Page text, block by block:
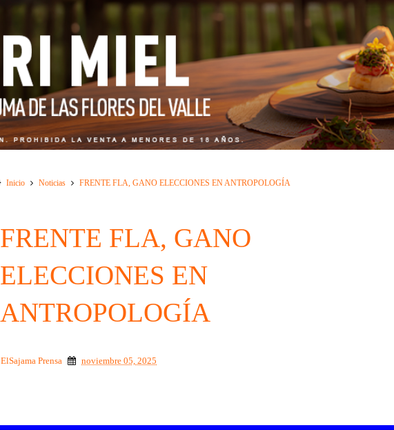
Inicio Noticias FRENTE FLA, GANO ELECCIONES EN ANTROPOLOGÍA
FRENTE FLA, GANO
ELECCIONES EN
ANTROPOLOGÍA
ElSajama Prensa noviembre 05, 2025